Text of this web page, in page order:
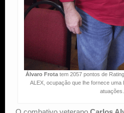
Álvaro Frotatem 2057 pontos de
ALEX, ocupação que lhe fornece
atuações.